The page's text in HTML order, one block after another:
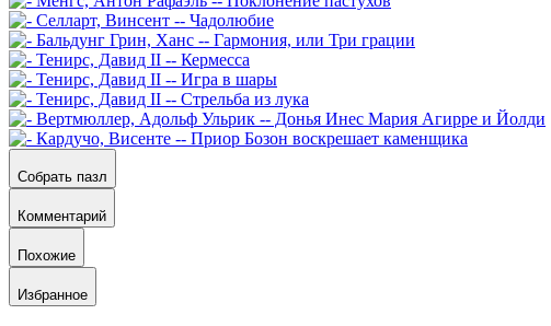
Собрать пазл
Комментарий
Похожие
Избранное